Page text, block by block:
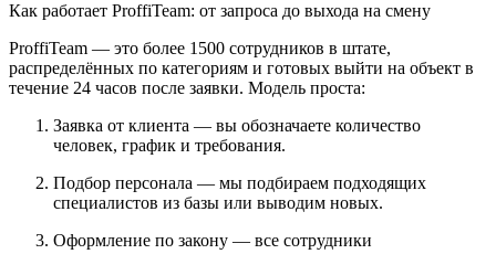
Как работает ProffiTeam: от запроса до выхода на смену
ProffiTeam — это более 1500 сотрудников в штате,
распределённых по категориям и готовых выйти на объект в
течение 24 часов после заявки. Модель проста:
Заявка от клиента — вы обозначаете количество
человек, график и требования.
Подбор персонала — мы подбираем подходящих
специалистов из базы или выводим новых.
Оформление по закону — все сотрудники